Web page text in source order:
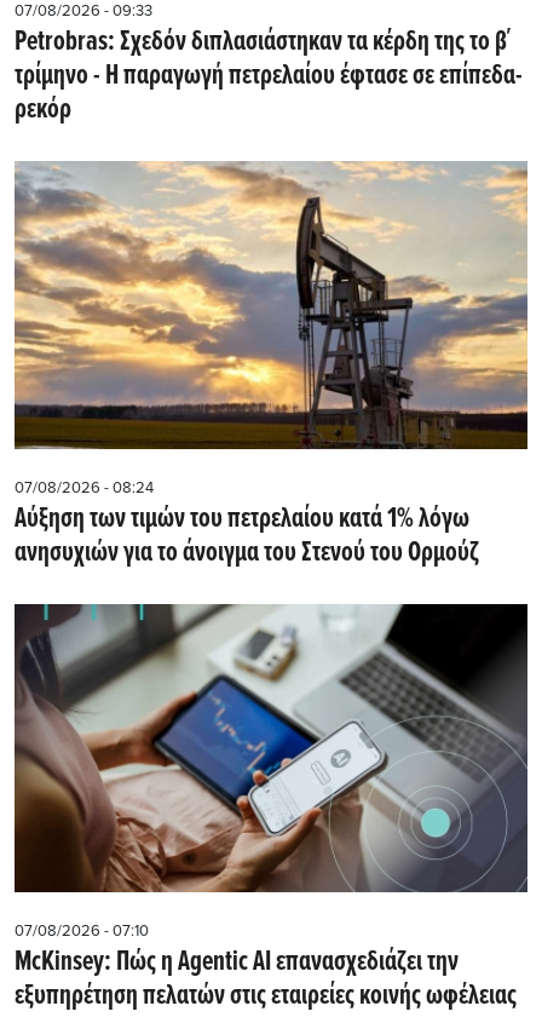
07/08/2026 - 09:33
Petrobras: Σχεδόν διπλασιάστηκαν τα κέρδη της το β΄
τρίμηνο - Η παραγωγή πετρελαίου έφτασε σε επίπεδα-
ρεκόρ
07/08/2026 - 08:24
Αύξηση των τιμών του πετρελαίου κατά 1% λόγω
ανησυχιών για το άνοιγμα του Στενού του Ορμούζ
07/08/2026 - 07:10
McKinsey: Πώς η Agentic AI επανασχεδιάζει την
εξυπηρέτηση πελατών στις εταιρείες κοινής ωφέλειας